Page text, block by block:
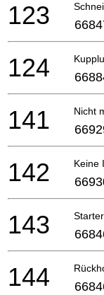
123
124
Nicht
141
Keine
142
143
144